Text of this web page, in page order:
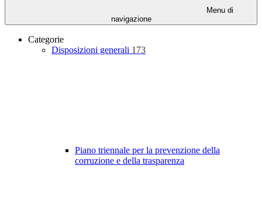
Menu di
navigazione
Categorie
Disposizioni generali 173
Piano triennale per la prevenzione della
corruzione e della trasparenza